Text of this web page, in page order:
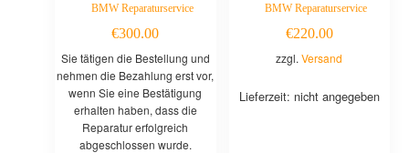
BMW Reparaturservice
€300.00
Sie tätigen die Bestellung und
nehmen die Bezahlung erst vor,
wenn Sie eine Bestätigung
erhalten haben, dass die
Reparatur erfolgreich
abgeschlossen wurde.
BMW Reparaturservice
€220.00
zzgl.Versand
Lieferzeit: nicht angegeben